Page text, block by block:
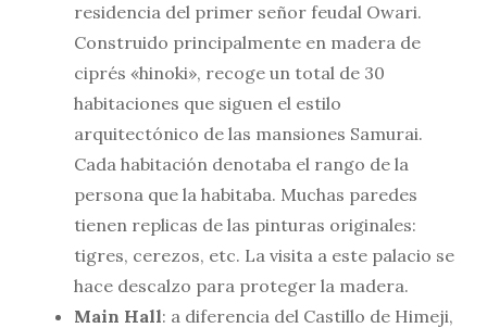
residencia del primer señor feudal Owari.
Construido principalmente en madera de
ciprés «hinoki», recoge un total de 30
habitaciones que siguen el estilo
arquitectónico de las mansiones Samurai.
Cada habitación denotaba el rango de la
persona que la habitaba. Muchas paredes
tienen replicas de las pinturas originales:
tigres, cerezos, etc. La visita a este palacio se
hace descalzo para proteger la madera.
Main Hall: a diferencia del Castillo de Himeji,